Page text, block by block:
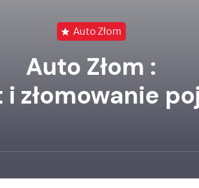
Auto Złom
Auto Złom :
złomowanie